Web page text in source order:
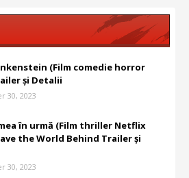
(Film comedie horror
și Detalii
30, 2023
în urmă (Film thriller Netflix
the World Behind Trailer și
30, 2023